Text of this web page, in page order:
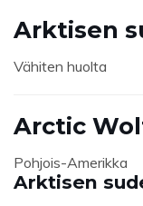
Arktisen
Vähiten huolta
Arctic
Pohjois-Amerikka
Arktisen